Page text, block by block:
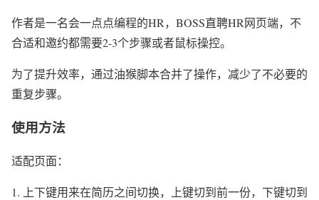
作者是一名会一点点编程的HR，BOSS直聘HR网页端，不
合适和邀约都需要2-3个步骤或者鼠标操控。
为了提升效率，通过油猴脚本合并了操作，减少了不必要的
重复步骤。
使用方法
适配页面：
上下键用来在简历之间切换，上键切到前一份，下键切到